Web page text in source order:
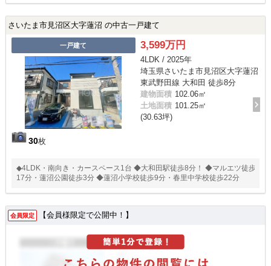
さいたま市見沼区大字蓮沼 の中古一戸建て
一戸建て
30枚
3,599万円
4LDK / 2025年
埼玉県さいたま市見沼区大字蓮沼
東武野田線 大和田 徒歩8分
建物面積 102.06㎡
土地面積 101.25㎡
(30.63坪)
◆4LDK・南向き・カースペース1台 ◆大和田駅徒歩8分！ ◆マルエツ徒歩
17分・蓮沼公園徒歩3分 ◆蓮沼小学校徒歩9分・春里中学校徒歩22分
会員限定 【会員様限定で公開中！】